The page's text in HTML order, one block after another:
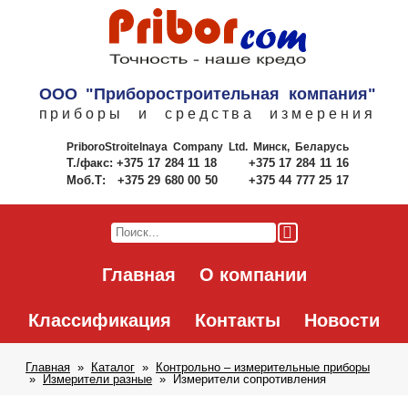
ООО "Приборостроительная компания"
приборы и средства измерения
PriboroStroitelnaya Company Ltd.Минск, Беларусь
Т./факс: +375 17 284 11 18
+375 17 284 11 16
Моб.Т:
+375 29 680 00 50 +375 44 777 25 17
Главная О компании
Классификация Контакты Новости
Главная Каталог
Контрольно – измерительные приборы
Измерители разные
Измерители сопротивления